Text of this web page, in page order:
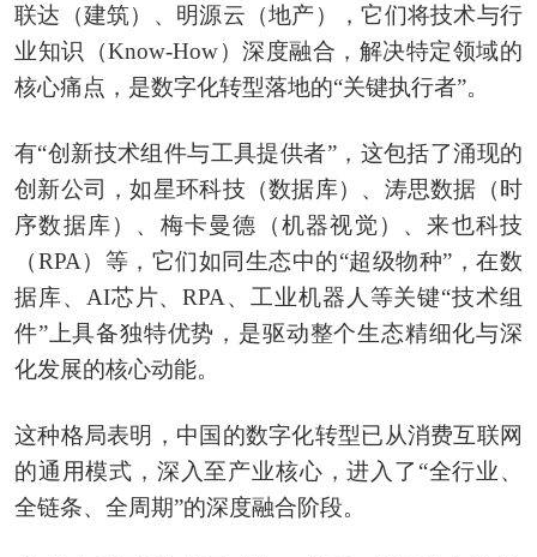
联达（建筑）、明源云（地产），它们将技术与行
业知识（Know-How）深度融合，解决特定领域的
核心痛点，是数字化转型落地的“关键执行者”。
有“创新技术组件与工具提供者”，这包括了涌现的
创新公司，如星环科技（数据库）、涛思数据（时
序数据库）、梅卡曼德（机器视觉）、来也科技
（RPA）等，它们如同生态中的“超级物种”，在数
据库、AI芯片、RPA、工业机器人等关键“技术组
件”上具备独特优势，是驱动整个生态精细化与深
化发展的核心动能。
这种格局表明，中国的数字化转型已从消费互联网
的通用模式，深入至产业核心，进入了“全行业、
全链条、全周期”的深度融合阶段。